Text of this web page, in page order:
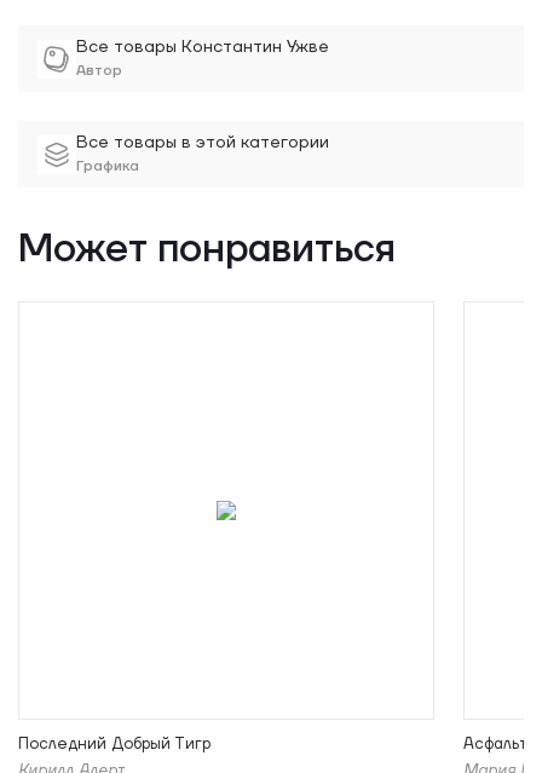
Все товары Константин Ужве
Автор
Все товары в этой категории
Графика
Может понравиться
Последний Добрый Тигр
Асфальт